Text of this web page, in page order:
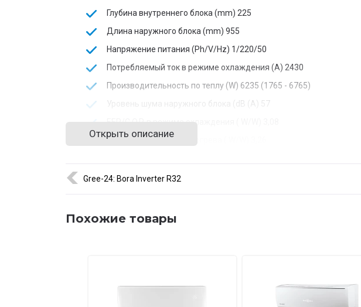
Глубина внутреннего блока (mm) 225
Длина наружного блока (mm) 955
Напряжение питания (Ph/V/Hz) 1/220/50
Потребляемый ток в режиме охлаждения (A) 2430
Производительность по теплу (W) 6235 (1765 - 6765)
Уровень шума наружного блока (dB (A) 57
EER/C.O.P. в режиме охлаждения ( W/W)
EER/C.O.P. в режиме обогрева ( W/W)
Высота внутреннего блока (mm)
Рекомендуемая площадь охлаждения (м²)
61
Открыть описание
Gree-24: Bora Inverter R32
Похожие товары